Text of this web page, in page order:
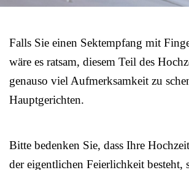
Falls Sie einen Sektempfang mit
wäre es ratsam, diesem Teil des
genauso viel Aufmerksamkeit zu
Hauptgerichten.
Bitte bedenken Sie, dass Ihre
der eigentlichen Feierlichkeit besteht,